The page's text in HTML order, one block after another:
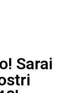
Sarai